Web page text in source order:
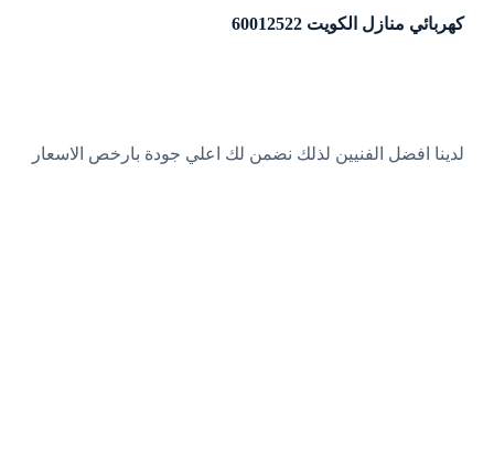
كهربائي منازل الكويت 60012522
لدينا افضل الفنيين لذلك نضمن لك اعلي جودة بارخص الاسعار